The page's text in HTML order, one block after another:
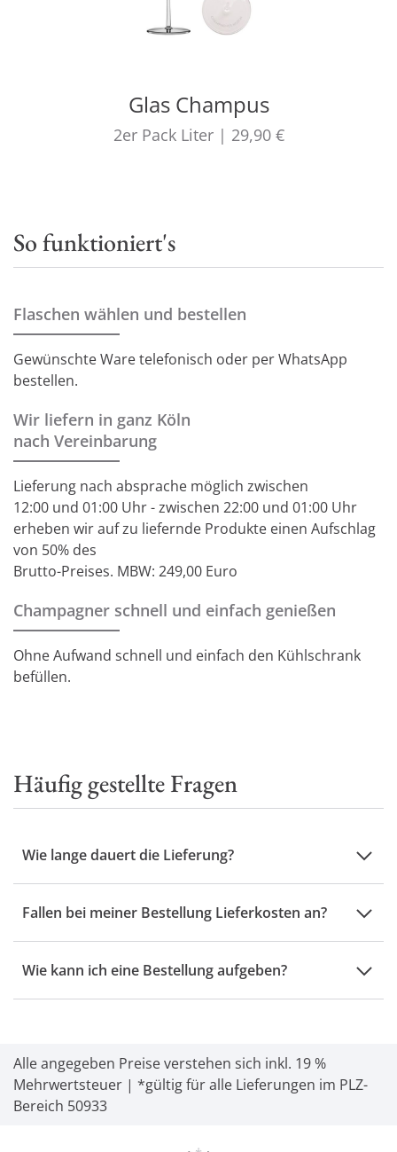
Glas Champus
2er Pack Liter | 29,90 €
So funktioniert's
Flaschen wählen und bestellen
Gewünschte Ware telefonisch oder per WhatsApp
bestellen.
Wir liefern in ganz Köln
nach Vereinbarung
Lieferung nach absprache möglich zwischen
12:00 und 01:00 Uhr - zwischen 22:00 und 01:00 Uhr
erheben wir auf zu liefernde Produkte einen Aufschlag
von 50% des
Brutto-Preises. MBW: 249,00 Euro
Champagner schnell und einfach genießen
Ohne Aufwand schnell und einfach den Kühlschrank
befüllen.
Häufig gestellte Fragen
Wie lange dauert die Lieferung?
Fallen bei meiner Bestellung Lieferkosten an?
Wie kann ich eine Bestellung aufgeben?
Alle angegeben Preise verstehen sich inkl. 19 %
Mehrwertsteuer | *gültig für alle Lieferungen im PLZ-
Bereich 50933